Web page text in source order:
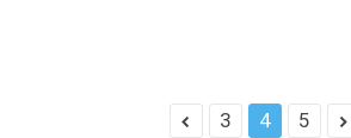
3 4 5